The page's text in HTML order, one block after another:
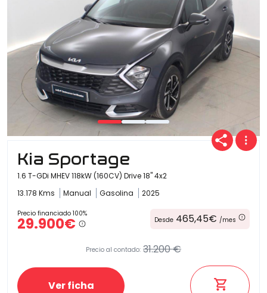
Kia Sportage
1.6 T-GDi MHEV 118kW (160CV) Drive 18" 4x2
13.178 Kms
Manual Gasolina 2025
Precio financiado 100%
29.900€ Desde 465,45€ /mes
Precio al contado: 31.200 €
Ver ficha